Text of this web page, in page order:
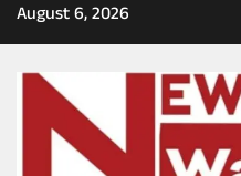
Skip
to
August 6, 2026